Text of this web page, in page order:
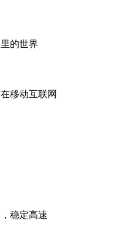
的世界
移动互联网
稳定高速